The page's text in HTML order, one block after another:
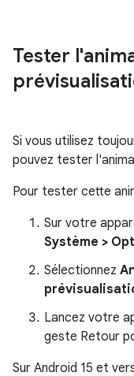
Tester
Si vous utilisez
pouvez tester
Pour tester cette
Sur votre
Système >
Sélectionnez
Lancez votre
geste Retour
Sur Android 15 et